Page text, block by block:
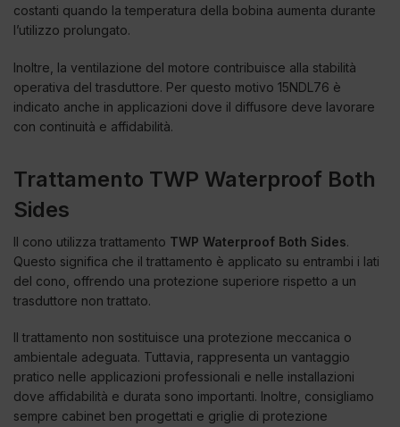
costanti quando la temperatura della bobina aumenta durante
l’utilizzo prolungato.
Inoltre, la ventilazione del motore contribuisce alla stabilità
operativa del trasduttore. Per questo motivo 15NDL76 è
indicato anche in applicazioni dove il diffusore deve lavorare
con continuità e affidabilità.
Trattamento TWP Waterproof Both
Sides
Il cono utilizza trattamento TWP Waterproof Both Sides.
Questo significa che il trattamento è applicato su entrambi i lati
del cono, offrendo una protezione superiore rispetto a un
trasduttore non trattato.
Il trattamento non sostituisce una protezione meccanica o
ambientale adeguata. Tuttavia, rappresenta un vantaggio
pratico nelle applicazioni professionali e nelle installazioni
dove affidabilità e durata sono importanti. Inoltre, consigliamo
sempre cabinet ben progettati e griglie di protezione